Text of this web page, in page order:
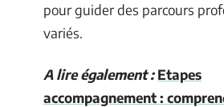
pour guider des parcours
variés.
A lire également : Etapes
accompagnement :